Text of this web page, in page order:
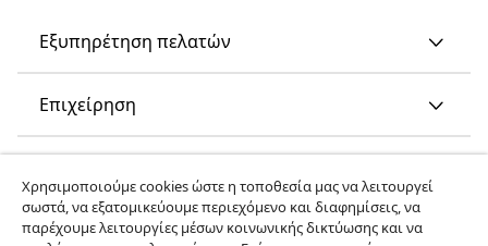
Εξυπηρέτηση πελατών
Επιχείρηση
Ανακαλύψτε περισσότερα
Χρησιμοποιούμε cookies ώστε η τοποθεσία μας να λειτουργεί
σωστά, να εξατομικεύουμε περιεχόμενο και διαφημίσεις, να
παρέχουμε λειτουργίες μέσων κοινωνικής δικτύωσης και να